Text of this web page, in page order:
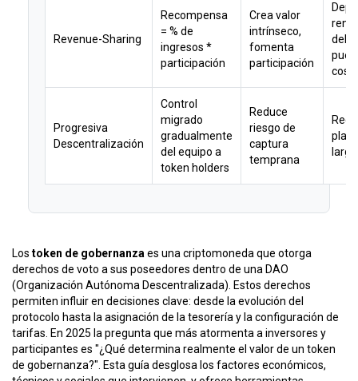
Revenue-Sharing
Recompensa
= % de
ingresos *
participación
Crea valor
intrínseco,
fomenta
participación
del
Progresiva
Descentralización
Control
migrado
gradualmente
del equipo a
token holders
Reduce
riesgo de
captura
temprana
Los token de gobernanza es una criptomoneda que otorga
derechos de voto a sus poseedores dentro de una DAO
(Organización Autónoma Descentralizada). Estos derechos
permiten influir en decisiones clave: desde la evolución del
protocolo hasta la asignación de la tesorería y la configuración de
tarifas. En 2025 la pregunta que más atormenta a inversores y
participantes es "¿Qué determina realmente el valor de un token
de gobernanza?". Esta guía desglosa los factores económicos,